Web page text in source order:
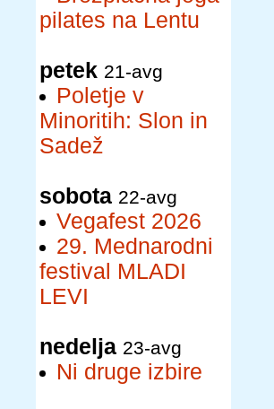
pilates na Lentu
petek 21-avg
Poletje v
Minoritih: Slon in
Sadež
sobota 22-avg
Vegafest 2026
29. Mednarodni
festival MLADI
LEVI
nedelja 23-avg
Ni druge izbire